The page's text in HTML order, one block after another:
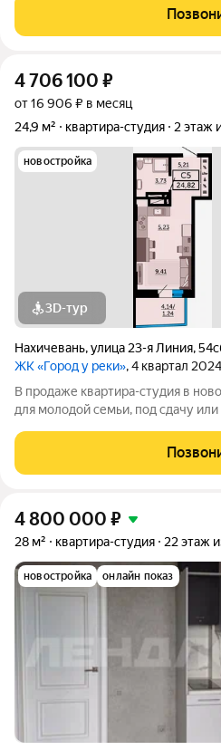
ремонт можно сделать на свой
вопросам пишите и звоните, буду
4 706 100 ₽
от 16 906 ₽ в месяц
24,9 м²
квартира-студия 2 этаж
новостройка
3D-тур
Нахичевань,улица 23-я Линия,
ЖК «Город у реки», 4 квартал 2024
В продаже квартира-студия в
для молодой семьи, под сдачу
комфортом и современным
переходит в кухню, которая, в свою
4 800 000 ₽
28 м² квартира-студия 22 этаж
новостройка онлайн показ